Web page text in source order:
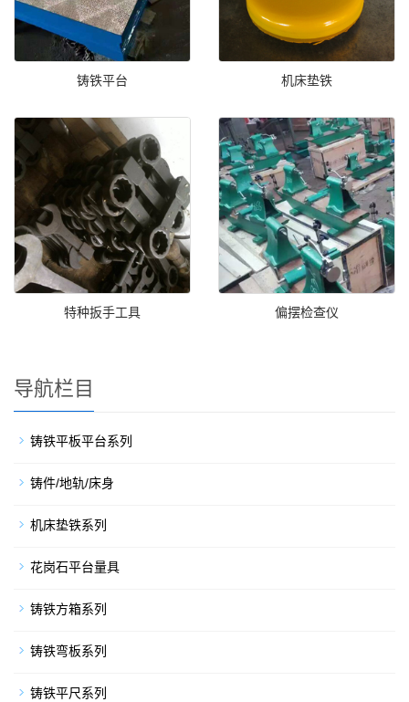
铸铁平台 机床垫铁
特种扳手工具 偏摆检查仪
导航栏目
铸铁平板平台系列
铸件/地轨/床身
机床垫铁系列
花岗石平台量具
铸铁方箱系列
铸铁弯板系列
铸铁平尺系列